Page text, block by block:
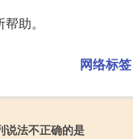
助。
网络标签
说法不正确的是